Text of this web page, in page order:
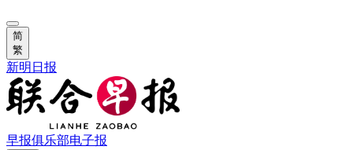
简
繁
新明日报
早报俱乐部电子报